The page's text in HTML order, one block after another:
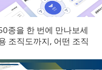
종을 한 번에 만나보세
조직도까지, 어떤 조직